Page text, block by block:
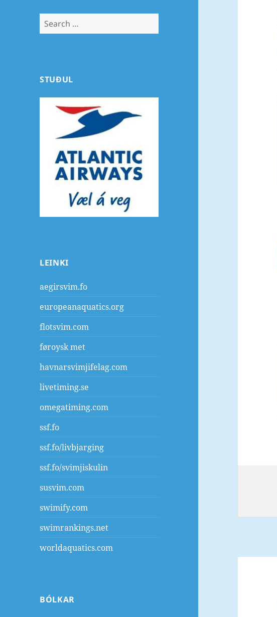
Search
for:
STUÐUL
LEINKI
aegirsvim.fo
europeanaquatics.org
flotsvim.com
føroysk met
havnarsvimjifelag.com
livetiming.se
omegatiming.com
ssf.fo
ssf.fo/livbjarging
ssf.fo/svimjiskulin
susvim.com
swimify.com
swimrankings.net
worldaquatics.com
BÓLKAR